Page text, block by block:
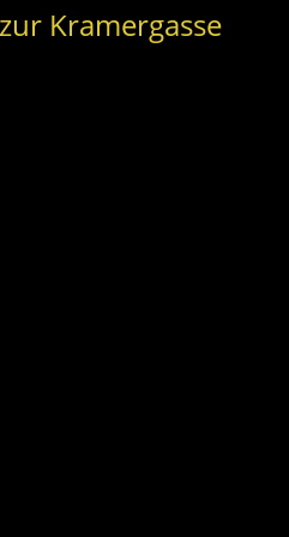
Kramergasse